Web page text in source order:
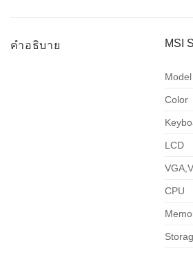
คำอธิบาย MSI
Model
Color
LCD
CPU